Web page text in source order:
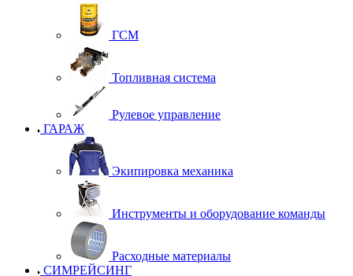
ГСМ
Топливная система
Рулевое управление
ГАРАЖ
Экипировка механика
Инструменты и оборудование команды
Расходные материалы
СИМРЕЙСИНГ